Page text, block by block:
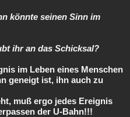
könnte seinen Sinn im
ihr an das Schicksal?
im Leben eines Menschen
geneigt ist, ihn auch zu
muß ergo jedes Ereignis
der U-Bahn!!!